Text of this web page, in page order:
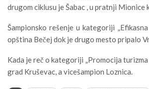
drugom ciklusu jeŠabac , u pratnji Mionice
Šampionsko rešenje u kategoriji
opština Bečej dok je drugo mesto pripalo
Kada je reč o kategoriji „Promocija
grad Kruševac, a vicešampion Loznica.